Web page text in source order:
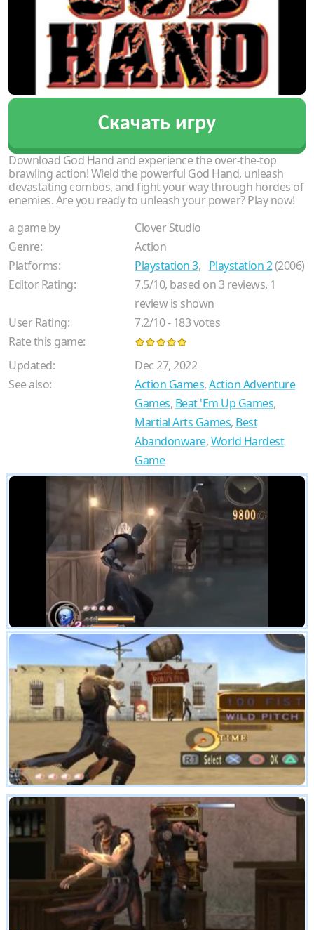
Скачать игру
Download God Hand and experience the over-the-top
brawling action! Wield the powerful God Hand, unleash
devastating combos, and fight your way through hordes of
enemies. Are you ready to unleash your power? Play now!
a game by
Clover Studio
Genre:
Action
Platforms:
Playstation 3, Playstation 2(2006)
Editor Rating:
7.5/10, based on3 reviews, 1
review is shown
User Rating:
7.2/10-183votes
Rate this game:
Updated:
Dec 27, 2022
See also:
Action Games,Action Adventure
Games, Beat 'Em Up Games,
Martial Arts Games, Best
Abandonware,World Hardest
Game